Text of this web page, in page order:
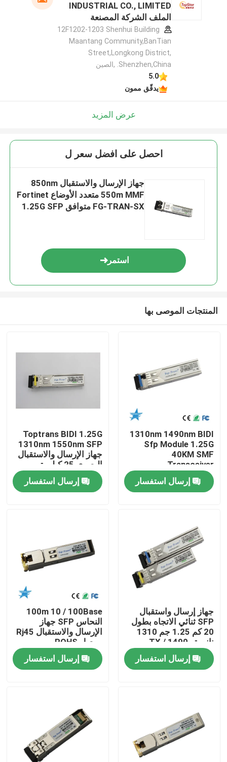
مسكن
معلومات عنا
جولة في المعمل
اتصل بنا
أخبار
وحدة بصرية 400G/800G
INDUSTRIAL CO., LIMITED
الملف الشركة المصنعة
12F1202-1203 Shenhui Building
Maantang Community,BanTian
Street,Longkong District,
Shenzhen,China. ,الصين
5.0
يدقّق ممون
عرض المزيد
احصل على افضل سعر ل
جهاز الإرسال والاستقبال 850nm
550m MMF متعدد الأوضاع Fortinet
FG-TRAN-SX متوافق 1.25G SFP
استمر
المنتجات الموصى بها
1310nm 1490nm BIDI
Sfp Module 1.25G
40KM SMF
Transceiver
إرسال استفسار
Toptrans BIDI 1.25G
1310nm 1550nm SFP
جهاز الإرسال والاستقبال
البصري 25 كيلومتر
إرسال استفسار
جهاز إرسال واستقبال
SFP ثنائي الاتجاه بطول
20 كم 1.25 جم 1310
نانومتر TX / 1490
نانومتر RX
إرسال استفسار
100m 10 / 100Base
النحاس SFP جهاز
الإرسال والاستقبال Rj45
موصل ROHS
إرسال استفسار